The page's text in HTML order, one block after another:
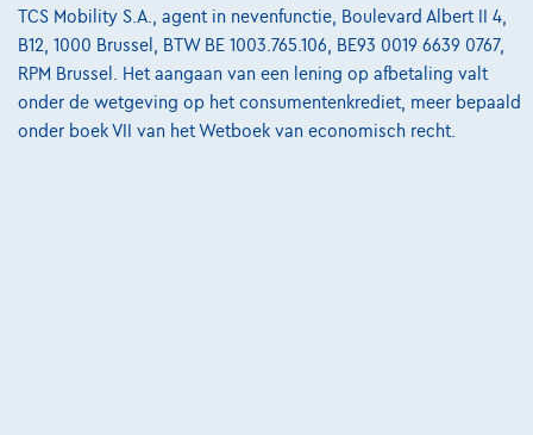
6020 Dampremy,PROXICAR
Vergelijk
Bekijk wagen
TCS Mobility S.A., agent in nevenfunctie, Boulevard Albert II 4,
B12, 1000 Brussel, BTW BE 1003.765.106, BE93 0019 6639 0767,
RPM Brussel. Het aangaan van een lening op afbetaling valt
onder de wetgeving op het consumentenkrediet, meer bepaald
onder boek VII van het Wetboek van economisch recht.